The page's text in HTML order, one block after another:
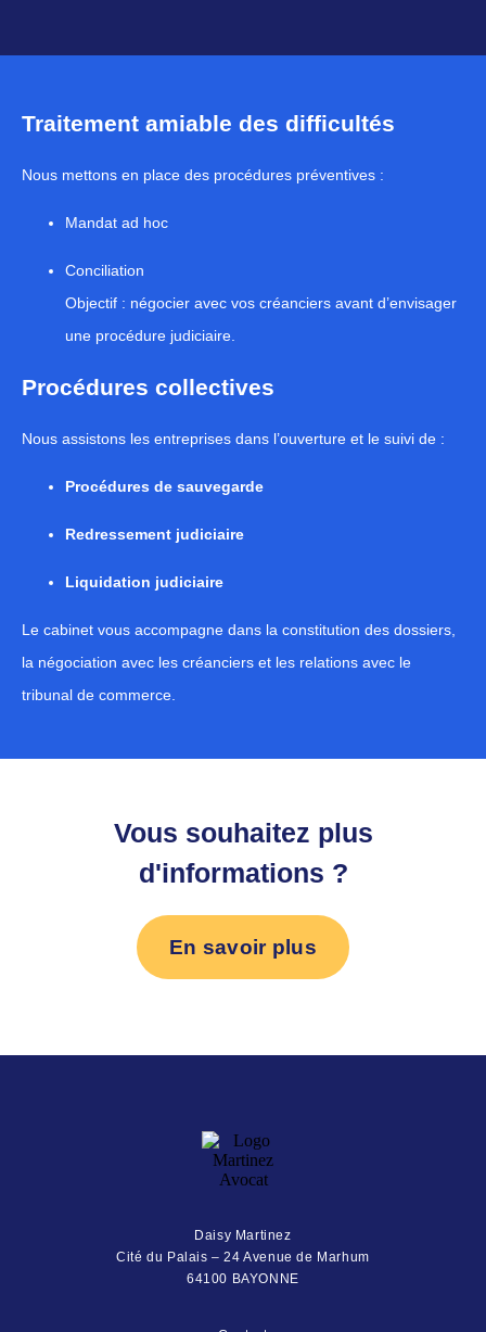
Traitement amiable des difficultés
Nous mettons en place des procédures préventives :
Mandat ad hoc
Conciliation
Objectif : négocier avec vos créanciers avant d’envisager
une procédure judiciaire.
Procédures collectives
Nous assistons les entreprises dans l’ouverture et le suivi de :
Procédures de sauvegarde
Redressement judiciaire
Liquidation judiciaire
Le cabinet vous accompagne dans la constitution des dossiers,
la négociation avec les créanciers et les relations avec le
tribunal de commerce.
Vous souhaitez plus
d'informations ?
En savoir plus
Daisy Martinez
Cité du Palais – 24 Avenue de Marhum
64100 BAYONNE